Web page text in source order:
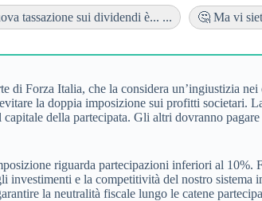
tassazione sui dividendi è... ... 🤔 Ma vi
di Forza Italia, che la considera un’ingiustizia
la doppia imposizione sui profitti societari.
della partecipata. Gli altri dovranno
riguarda partecipazioni inferiori al 10%.
investimenti e la competitività del nostro
la neutralità fiscale lungo le catene